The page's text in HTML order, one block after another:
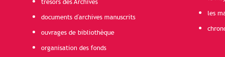
trésors des Archives
documents d'archives manuscrits
ouvrages de bibliothèque
organisation des fonds
les